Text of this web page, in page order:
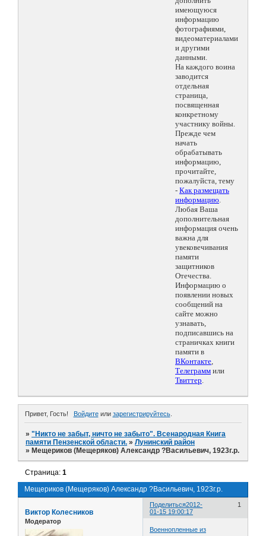
имеющуюся
информацию
фотографиями,
видеоматериалами
и другими
данными.
На каждого воина
заводится
отдельная
страница,
посвященная
конкретному
участнику войны.
Прежде чем
начать
обрабатывать
информацию,
прочитайте,
пожалуйста, тему
- Как размещать
информацию.
Любая Ваша
дополнительная
информация очень
важна для
увековечивания
памяти
защитников
Отечества.
Информацию о
появлении новых
сообщений на
сайте можно
узнавать,
подписавшись на
страничках книги
памяти в
ВКонтакте,
Телеграмм или
Твиттер.
Привет, Гость! Войдитеили зарегистрируйтесь.
»"Никто не забыт, ничто не забыто". Всенародная Книга
памяти Пензенской области. »Лунинский район
» Мещериков (Мещеряков) Александр ?Васильевич, 1923г.р.
Мещериков (Мещеряков) Александр ?Васильевич, 1923г.р.
Страница:1
Поделиться 1
2012-
01-15 19:00:17
Виктор Колесников
Модератор
Военнопленные из